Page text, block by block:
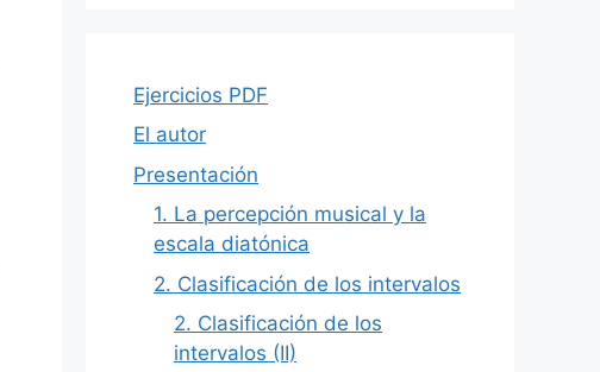
Ejercicios PDF
El autor
Presentación
1. La percepción musical y la
escala diatónica
2. Clasificación de los intervalos
2. Clasificación de los
intervalos (II)